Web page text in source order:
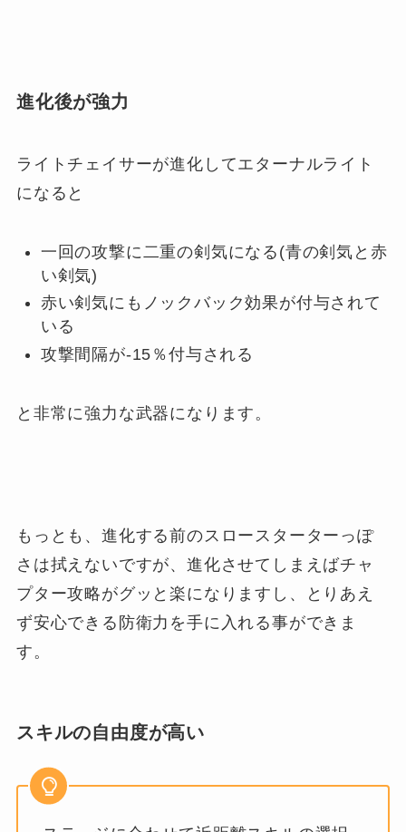
進化後が強力
ライトチェイサーが進化してエターナルライト
になると
一回の攻撃に二重の剣気になる(青の剣気と赤
い剣気)
赤い剣気にもノックバック効果が付与されて
いる
攻撃間隔が-15％付与される
と非常に強力な武器になります。
もっとも、進化する前のスロースターターっぽ
さは拭えないですが、進化させてしまえばチャ
プター攻略がグッと楽になりますし、とりあえ
ず安心できる防衛力を手に入れる事ができま
す。
スキルの自由度が高い